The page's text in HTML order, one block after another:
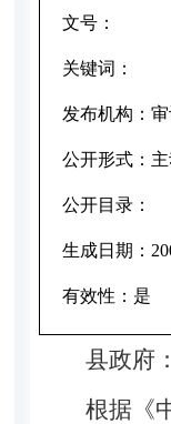
文号：
关键词：
发布机构：
公开形式：
公开目录：
生成日期：
有效性： 是
县政府：
根据《